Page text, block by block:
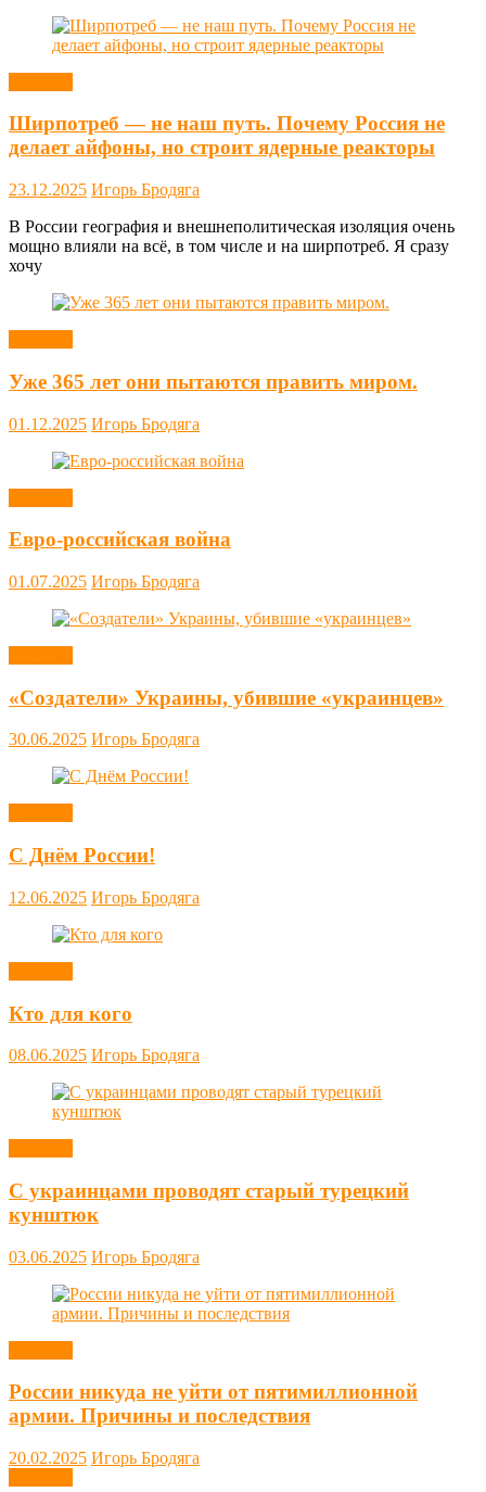
Ширпотреб — не наш путь. Почему Россия не
делает айфоны, но строит ядерные реакторы
23.12.2025 Игорь Бродяга
В России география и внешнеполитическая изоляция очень
мощно влияли на всё, в том числе и на ширпотреб. Я сразу
хочу
Уже 365 лет они пытаются править миром.
01.12.2025 Игорь Бродяга
Евро-российская война
01.07.2025 Игорь Бродяга
«Создатели» Украины, убившие «украинцев»
30.06.2025 Игорь Бродяга
С Днём России!
12.06.2025 Игорь Бродяга
Кто для кого
08.06.2025 Игорь Бродяга
С украинцами проводят старый турецкий
кунштюк
03.06.2025 Игорь Бродяга
России никуда не уйти от пятимиллионной
армии. Причины и последствия
20.02.2025 Игорь Бродяга